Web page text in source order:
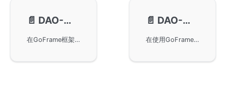
📄️ DAO-组件痛点及改进
在GoFrame框架中使用DAO设计的优点，以及现有ORM组件使用中的痛点和解决方案。通过DAO设计，极大地提高了开发和维护效率，降低了代码的耦合度，还增加了可观测性支持。文章详细描述了如何克服使用ORM时的常见问题，如字段映射、硬编码和数据结构不一致等。此外，改进方案设计还包括对DAO对象的封装和SQL日志功能的支持。
📄️ DAO-工程痛点及改进
在使用GoFrame框架进行项目开发中的DAO工程痛点及其相应的改进策略。通过自动化数据模型管理、数据与业务模型隔离、自动化DAO代码管理以及引入DO数据转换模型，提升数据操作管理效率。强调数据操作权限收口的重要性，以降低项目维护成本和数据操作风险。